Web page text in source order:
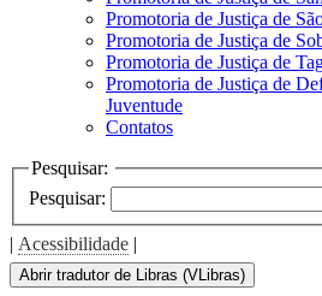
Promotoria de Justiça de
Promotoria de Justiça de
Promotoria de Justiça de
Promotoria de Justiça de
Juventude
Contatos
Pesquisar:
Pesquisar:
| Acessibilidade |
Abrir tradutor de Libras (VLibras)